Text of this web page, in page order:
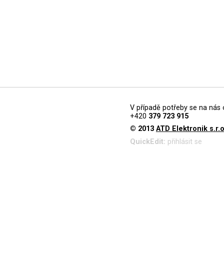
V případě potřeby se na
+420 379 723 915
© 2013 ATD Elektronik
QuickEdit: přihlásit se